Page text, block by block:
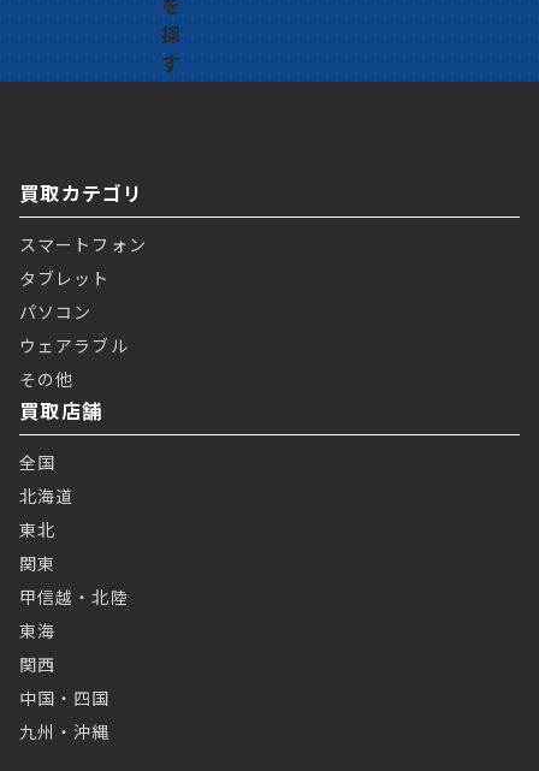
買取カテゴリ
スマートフォン
タブレット
パソコン
ウェアラブル
その他
買取店舗
全国
北海道
東北
関東
甲信越・北陸
東海
関西
中国・四国
九州・沖縄